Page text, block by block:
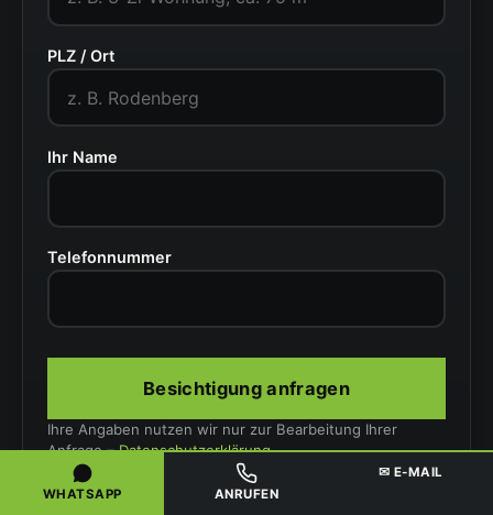
PLZ / Ort
Ihr Name
Telefonnummer
Besichtigung anfragen
Ihre Angaben nutzen wir nur zur Bearbeitung Ihrer
Anfrage –Datenschutzerklärung.
WHATSAPP ANRUFEN
✉ E-MAIL